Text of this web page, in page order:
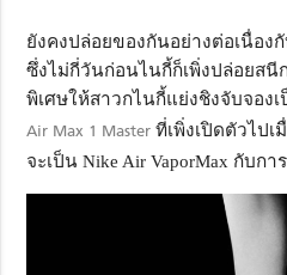
ยังคงปล่อยของกันอย่างต่อเนื่อง
ซึ่งไม่กี่วันก่อนไนกี้ก็เพิ่งปล่อยสนี
พิเศษให้สาวกไนกี้แย่งชิงจับจอง
Air Max 1 Masterที่เพิ่งเปิดตัวไป
จะเป็น Nike Air VaporMax กับก